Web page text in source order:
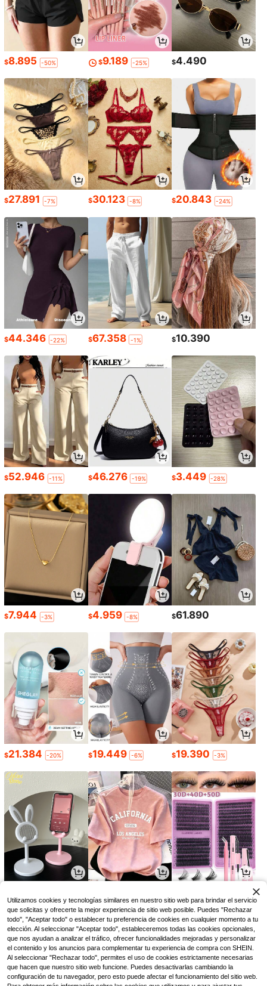
$8.895 -50% $9.189 -25% $4.490
$27.891 -7% $30.123 -8% $20.843 -24%
$44.346 -22% $67.358 -1% $10.390
$52.946 -11% $46.276 -19% $3.449 -28%
$7.944 -3% $4.959 -8% $61.890
$21.384 -20% $19.449 -6% $19.390 -3%
Utilizamos cookies y tecnologías similares en nuestro sitio web para brindar el servicio
que solicitas y ofrecerte la mejor experiencia de sitio web posible. Puedes "Rechazar
todo", "Aceptar todo" o establecer tu preferencia de cookies en cualquier momento a tu
elección. Al seleccionar "Aceptar todo", estableceremos todas las cookies opcionales,
que nos ayudan a analizar el tráfico, ofrecer funcionalidades mejoradas y personalizar
el contenido y los anuncios para complementar tu experiencia de compra con SHEIN.
Al seleccionar "Rechazar todo", permites el uso de cookies estrictamente necesarias
que hacen que nuestro sitio web funcione. Puedes desactivarlas cambiando la
configuración de tu navegador, pero esto puede afectar el funcionamiento del sitio web.